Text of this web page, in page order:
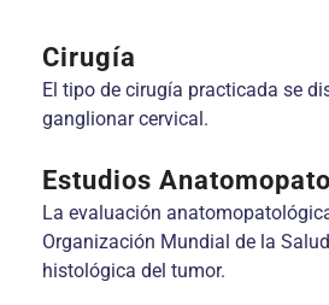
Cirugía
El tipo de cirugía practicada se
ganglionar cervical.
Estudios
La evaluación
Organización Mundial de la
histológica del tumor.